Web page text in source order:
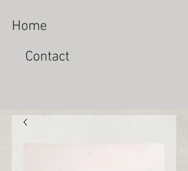
Home
Contact